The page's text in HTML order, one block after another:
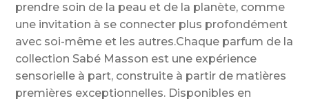
prendre soin de la peau et de la planète, comme
une invitation à se connecter plus profondément
avec soi-même et les autres.Chaque parfum de la
collection Sabé Masson est une expérience
sensorielle à part, construite à partir de matières
premières exceptionnelles. Disponibles en